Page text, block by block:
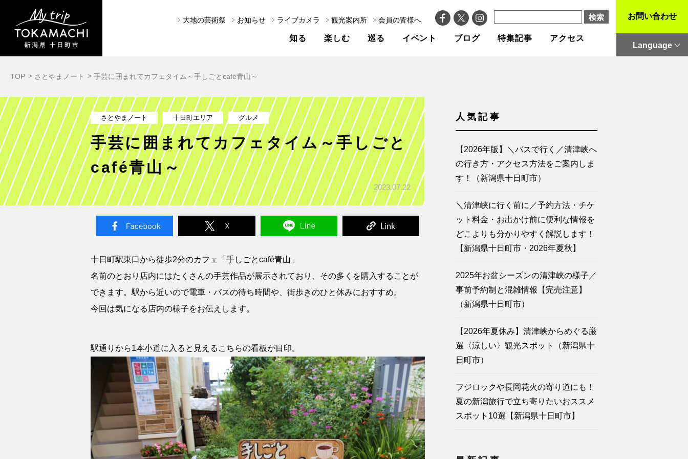
知る 楽しむ 巡る イベント ブログ 特集記事 アクセス
大地の芸術祭 お知らせ ライブカメラ 観光案内所 会員の皆様へ お問い合わせ
Language
TOP さとやまノート 手芸に囲まれてカフェタイム～手しごとcafé青山～
さとやまノート 十日町エリア グルメ
手芸に囲まれてカフェタイム～手しごと
café青山～
2023.07.22
十日町駅東口から徒歩2分のカフェ「手しごとcafé青山」
名前のとおり店内にはたくさんの手芸作品が展示されており、その多くを購入することが
できます。駅から近いので電車・バスの待ち時間や、街歩きのひと休みにおすすめ。
今回は気になる店内の様子をお伝えします。
駅通りから1本小道に入ると見えるこちらの看板が目印。
人気記事
【2026年版】＼バスで行く／清津峡へ
の行き方・アクセス方法をご案内しま
す！（新潟県十日町市）
＼清津峡に行く前に／予約方法・チケ
ット料金・お出かけ前に便利な情報を
どこよりも分かりやすく解説します！
【新潟県十日町市・2026年夏秋】
2025年お盆シーズンの清津峡の様子／
事前予約制と混雑情報【完売注意】
（新潟県十日町市）
【2026年夏休み】清津峡からめぐる厳
選〈涼しい〉観光スポット（新潟県十
日町市）
フジロックや長岡花火の寄り道にも！
夏の新潟旅行で立ち寄りたいおススメ
スポット10選【新潟県十日町市】